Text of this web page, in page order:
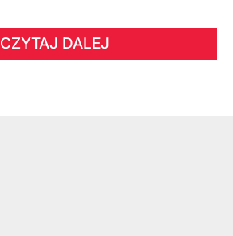
CZYTAJ DALEJ